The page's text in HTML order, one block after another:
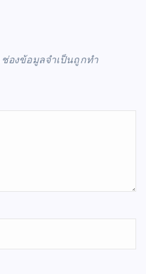
ช่องข้อมูลจำเป็นถูกทำ